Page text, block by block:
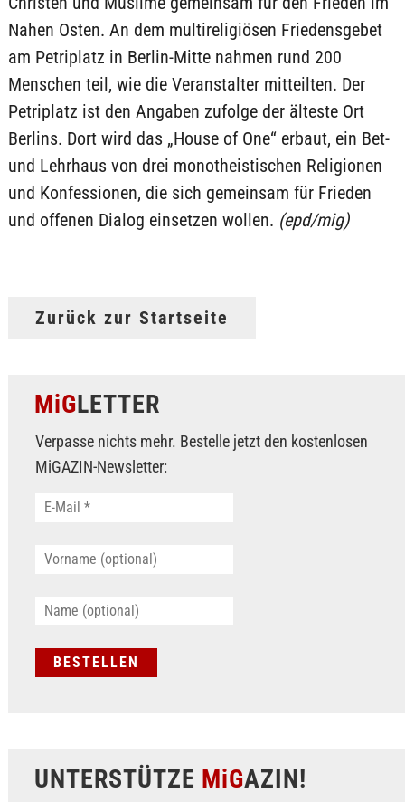
Nahen Osten. An dem multireligiösen Friedensgebet
am Petriplatz in Berlin-Mitte nahmen rund 200
Menschen teil, wie die Veranstalter mitteilten. Der
Petriplatz ist den Angaben zufolge der älteste Ort
Berlins. Dort wird das „House of One“ erbaut, ein Bet-
und Lehrhaus von drei monotheistischen Religionen
und Konfessionen, die sich gemeinsam für Frieden
und offenen Dialog einsetzen wollen. (epd/mig)
Zurück zur Startseite
MiGLETTER
Verpasse nichts mehr. Bestelle jetzt den kostenlosen
MiGAZIN-Newsletter:
UNTERSTÜTZE MiGAZIN!